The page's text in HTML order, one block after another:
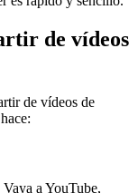
de vídeos
de vídeos de
Vaya a YouTube,